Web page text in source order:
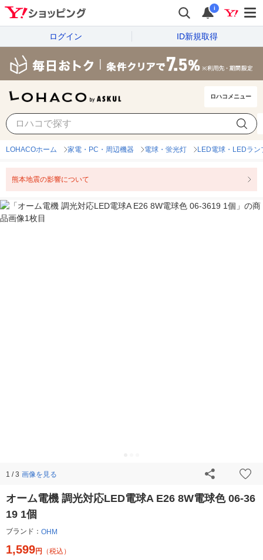
i
ログイン ID新規取得
ロハコメニュー
LOHACOホーム 家電・PC・周辺機器 電球・蛍光灯 LED電球・LEDラン
熊本地震の影響について
1 / 3 画像を見る
オーム電機 調光対応LED電球A E26 8W電球色 06-36
19 1個
ブランド： OHM
1,599円 （税込）